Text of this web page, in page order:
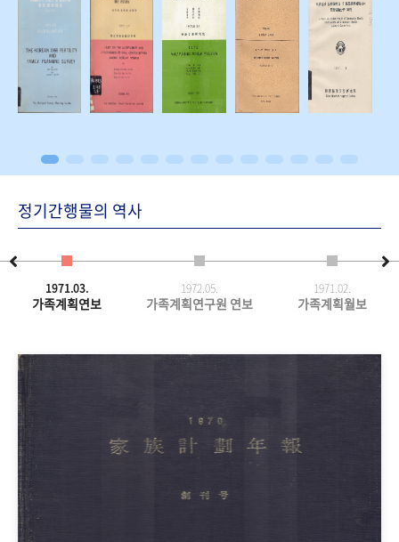
정기간행물의 역사
1971.03.
가족계획연보
1972.05.
가족계획연구원 연보
1971.02.
가족계획월보